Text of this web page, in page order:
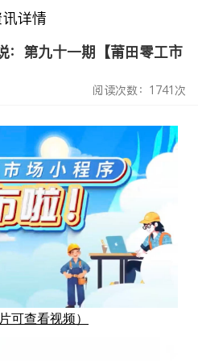
讯详情
：第九十一期【莆田零工市
阅读次数：1741次
可查看视频）